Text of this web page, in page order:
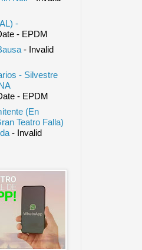
-
- EPDM
- Invalid
- Silvestre
- EPDM
(En
Teatro Falla)
- Invalid